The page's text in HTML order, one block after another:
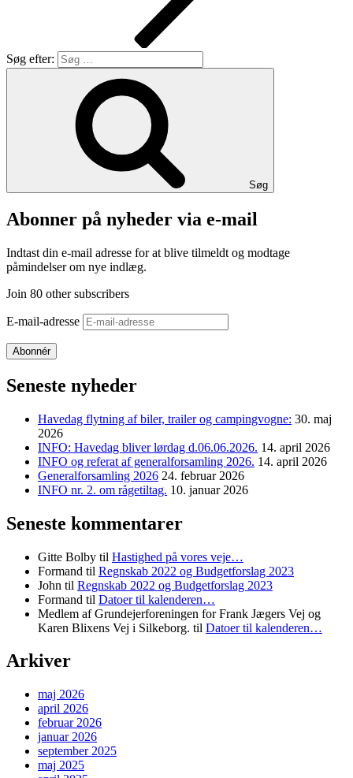
Søg efter:
Søg
Abonner på nyheder via e-mail
Indtast din e-mail adresse for at blive tilmeldt og modtage
påmindelser om nye indlæg.
Join 80 other subscribers
E-mail-adresse
Abonnér
Seneste nyheder
Havedag flytning af biler, trailer og campingvogne: 30. maj
2026
INFO: Havedag bliver lørdag d.06.06.2026. 14. april 2026
INFO og referat af generalforsamling 2026. 14. april 2026
Generalforsamling 2026 24. februar 2026
INFO nr. 2. om rågetiltag. 10. januar 2026
Seneste kommentarer
Gitte Bolby til Hastighed på vores veje…
Formand til Regnskab 2022 og Budgetforslag 2023
John til Regnskab 2022 og Budgetforslag 2023
Formand til Datoer til kalenderen…
Medlem af Grundejerforeningen for Frank Jægers Vej og
Karen Blixens Vej i Silkeborg. til Datoer til kalenderen…
Arkiver
maj 2026
april 2026
februar 2026
januar 2026
september 2025
maj 2025